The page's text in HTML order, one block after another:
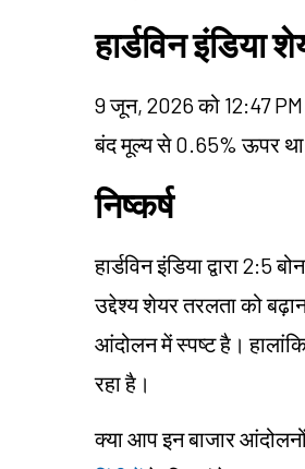
हार्डविन इंडिया
9 जून, 2026 को 12:47
बंद मूल्य से 0.65% ऊपर
निष्कर्ष
हार्डविन इंडिया द्वारा
उद्देश्य शेयर तरलता को
आंदोलन में स्पष्ट है।
रहा है।
क्या आप इन बाजार